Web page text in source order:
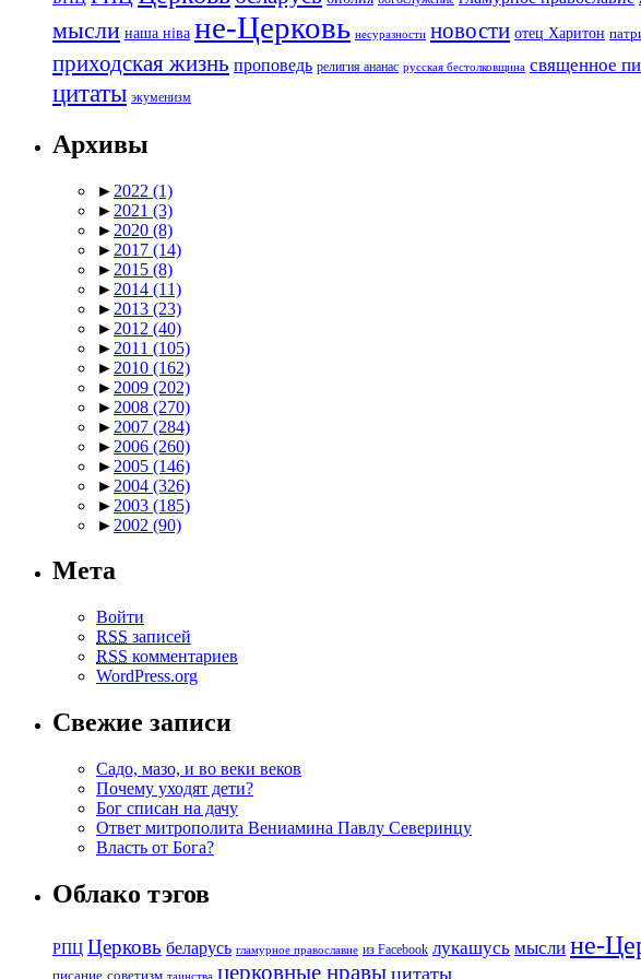
мысли наша ніва не-Церковь несуразности новости отец Харитон
приходская жизнь проповедь религия ананас русская бестолковщина священное
цитаты экуменизм
Архивы
► 2022 (1)
► 2021 (3)
► 2020 (8)
► 2017 (14)
► 2015 (8)
► 2014 (11)
► 2013 (23)
► 2012 (40)
► 2011 (105)
► 2010 (162)
► 2009 (202)
► 2008 (270)
► 2007 (284)
► 2006 (260)
► 2005 (146)
► 2004 (326)
► 2003 (185)
► 2002 (90)
Мета
Войти
RSS записей
RSS комментариев
WordPress.org
Свежие записи
Садо, мазо, и во веки веков
Почему уходят дети?
Бог списан на дачу
Ответ митрополита Вениамина Павлу Северинцу
Власть от Бога?
Облако тэгов
РПЦ Церковь беларусь гламурное православие из Facebook лукашусь мысли не-
писание советизм таинства церковные нравы цитаты